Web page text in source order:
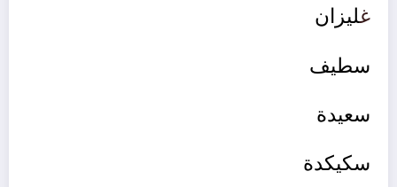
غليزان
سطيف
سعيدة
سكيكدة